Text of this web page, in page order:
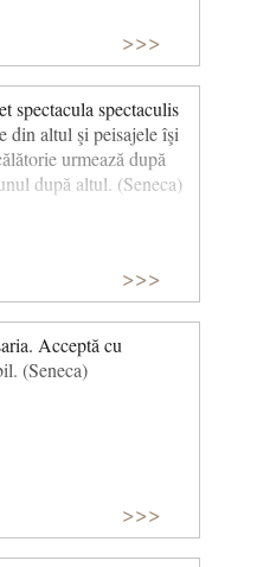
>>>
spectacula spectaculis
din altul şi peisajele îşi
urmează după
după altul. (Seneca)
>>>
Acceptă cu
(Seneca)
>>>